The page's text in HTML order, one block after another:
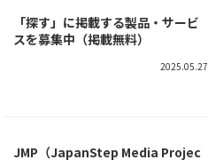
「探す」に掲載する製品・サービ
スを募集中（掲載無料）
2025.05.27
JMP（JapanStep Media Projec